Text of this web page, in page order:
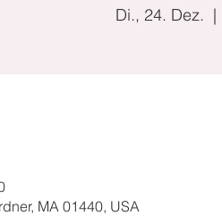
Di., 24. Dez.
  |
MA 01440, USA